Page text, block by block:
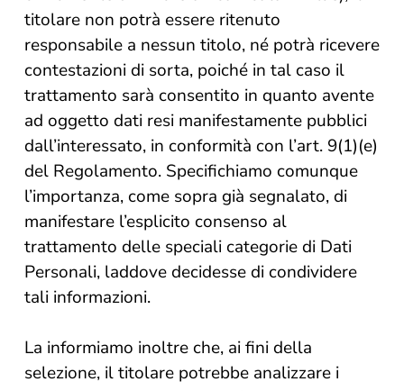
titolare non potrà essere ritenuto
responsabile a nessun titolo, né potrà ricevere
contestazioni di sorta, poiché in tal caso il
trattamento sarà consentito in quanto avente
ad oggetto dati resi manifestamente pubblici
dall’interessato, in conformità con l’art. 9(1)(e)
del Regolamento. Specifichiamo comunque
l’importanza, come sopra già segnalato, di
manifestare l’esplicito consenso al
trattamento delle speciali categorie di Dati
Personali, laddove decidesse di condividere
tali informazioni.
La informiamo inoltre che, ai fini della
selezione, il titolare potrebbe analizzare i